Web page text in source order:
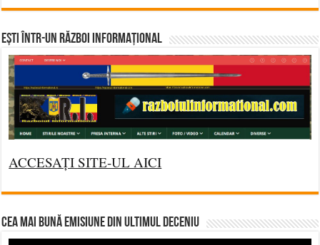
Ești într-un RĂZBOI INFORMAȚIONAL
ACCESAȚI SITE-UL AICI
CEA MAI BUNĂ EMISIUNE DIN ULTIMUL DECENIU